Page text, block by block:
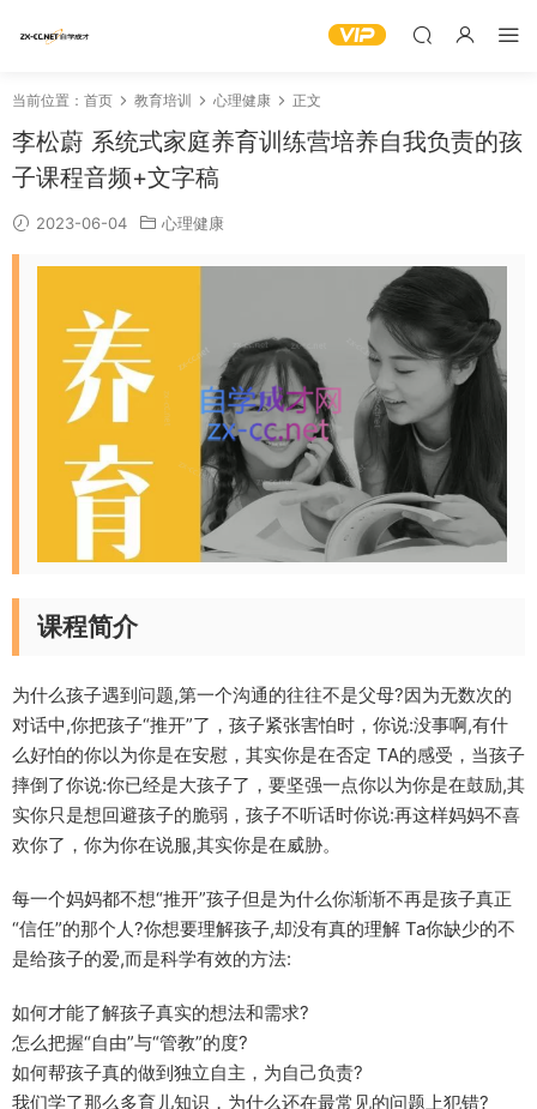
当前位置： 首页 教育培训 心理健康 正文
李松蔚 系统式家庭养育训练营培养自我负责的孩
子课程音频+文字稿
2023-06-04 心理健康
课程简介
为什么孩子遇到问题,第一个沟通的往往不是父母?因为无数次的
对话中,你把孩子“推开”了，孩子紧张害怕时，你说:没事啊,有什
么好怕的你以为你是在安慰，其实你是在否定 TA的感受，当孩子
摔倒了你说:你已经是大孩子了，要坚强一点你以为你是在鼓励,其
实你只是想回避孩子的脆弱，孩子不听话时你说:再这样妈妈不喜
欢你了，你为你在说服,其实你是在威胁。
每一个妈妈都不想“推开”孩子但是为什么你渐渐不再是孩子真正
“信任”的那个人?你想要理解孩子,却没有真的理解 Ta你缺少的不
是给孩子的爱,而是科学有效的方法:
如何才能了解孩子真实的想法和需求?
怎么把握“自由”与“管教”的度?
如何帮孩子真的做到独立自主，为自己负责?
我们学了那么多育儿知识，为什么还在最常见的问题上犯错?